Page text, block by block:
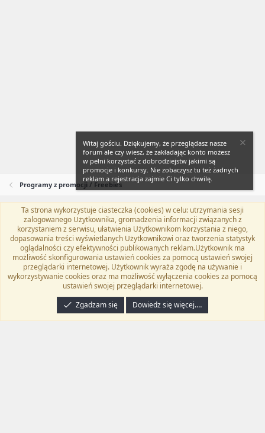
Programy z promocji / Freebies
Flat Awesome + (Parent DO NOT EDIT)
Polski (PL)
Kontakt
Regulamin Polityka prywatności Pomoc
TwitterKontakt
RSS
Community platform by XenForo® © 2010-2024 XenForo Ltd.
programyzadarmo.net.pl . | Xenforo Add-ons
Email Check by MPM.PM
Witaj gościu. Dziękujemy, że przeglądasz nasze
forum ale czy wiesz, że zakładając konto możesz
w pełni korzystać z dobrodziejstw jakimi są
promocje i konkursy. Nie zobaczysz tu też żadnych
reklam a rejestracja zajmie Ci tylko chwilę.
Ta strona wykorzystuje ciasteczka (cookies) w celu: utrzymania sesji
zalogowanego Użytkownika, gromadzenia informacji związanych z
korzystaniem z serwisu, ułatwienia Użytkownikom korzystania z niego,
dopasowania treści wyświetlanych Użytkownikowi oraz tworzenia statystyk
oglądalności czy efektywności publikowanych reklam.Użytkownik ma
możliwość skonfigurowania ustawień cookies za pomocą ustawień swojej
przeglądarki internetowej. Użytkownik wyraża zgodę na używanie i
wykorzystywanie cookies oraz ma możliwość wyłączenia cookies za pomocą
ustawień swojej przeglądarki internetowej.
Zgadzam się
Dowiedz się więcej.…